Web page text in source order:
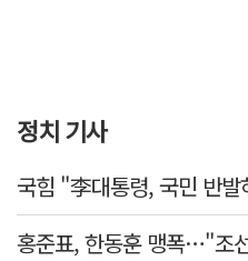
정치 기사